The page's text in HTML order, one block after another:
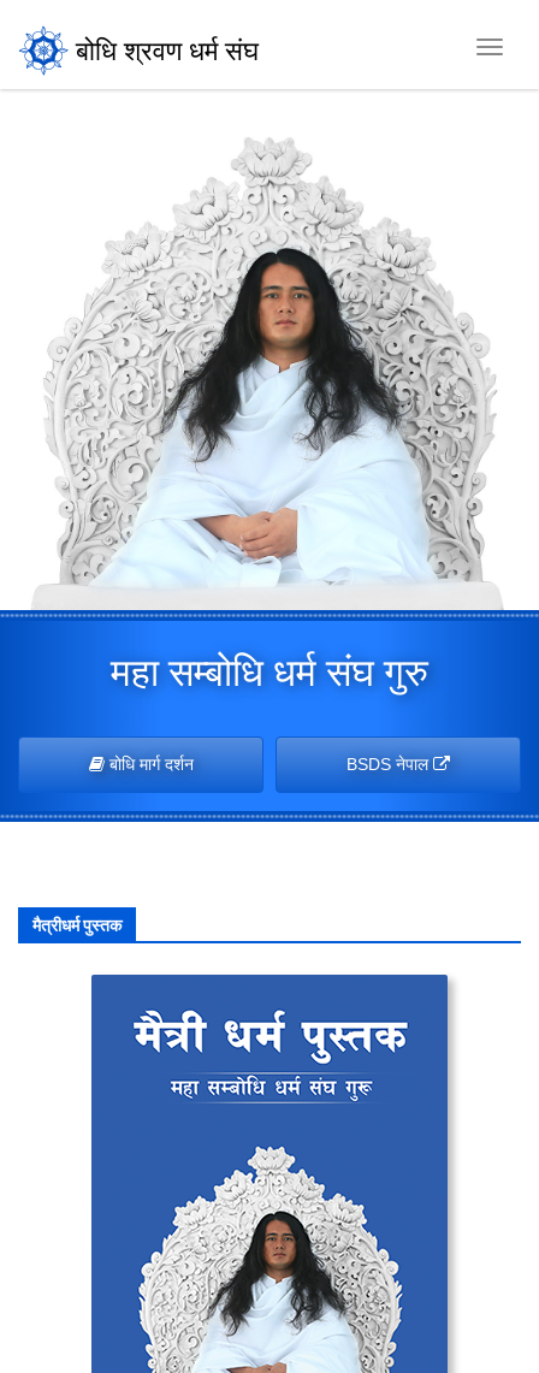
बोधि श्रवण धर्म संघ
महा सम्बोधि धर्म संघ गुरु
बोधि मार्ग दर्शन BSDS नेपाल
मैत्रीधर्म पुस्तक